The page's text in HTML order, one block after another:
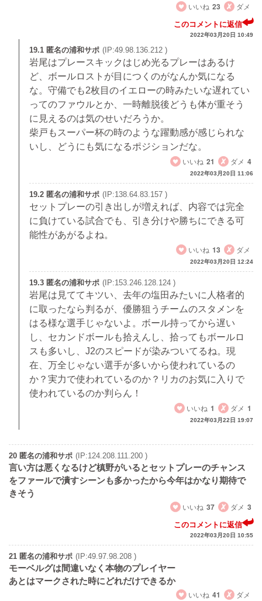
いいね 23 ダメ
このコメントに返信
2022年03月20日 10:49
19.1 匿名の浦和サポ (IP:49.98.136.212 )
岩尾はプレースキックはじめ光るプレーはあるけ
ど、ボールロストが目につくのがなんか気になる
な。守備でも2枚目のイエローの時みたいな遅れてい
ってのファウルとか、一時離脱後どうも体が重そう
に見えるのは気のせいだろうか。
柴戸もスーパー杯の時のような躍動感が感じられな
いし、どうにも気になるポジションだな。
いいね 21 ダメ 4
2022年03月20日 11:06
19.2 匿名の浦和サポ (IP:138.64.83.157 )
セットプレーの引き出しが増えれば、内容では完全
に負けている試合でも、引き分けや勝ちにできる可
能性があがるよね。
いいね 13 ダメ
2022年03月20日 12:24
19.3 匿名の浦和サポ (IP:153.246.128.124 )
岩尾は見ててキツい、去年の塩田みたいに人格者的
に取ったなら判るが、優勝狙うチームのスタメンを
はる様な選手じゃないよ。ボール持ってから遅い
し、セカンドボールも拾えんし、拾ってもボールロ
スも多いし、J2のスピードが染みついてるね。現
在、万全じゃない選手が多いから使われているの
か？実力で使われているのか？リカのお気に入りで
使われているのか判らん！
いいね 1 ダメ 1
2022年03月22日 19:07
20 匿名の浦和サポ (IP:124.208.111.200 )
言い方は悪くなるけど槙野がいるとセットプレーのチャンス
をファールで潰すシーンも多かったから今年はかなり期待で
きそう
いいね 37 ダメ 3
このコメントに返信
2022年03月20日 10:55
21 匿名の浦和サポ (IP:49.97.98.208 )
モーベルグは間違いなく本物のプレイヤー
あとはマークされた時にどれだけできるか
いいね 41 ダメ